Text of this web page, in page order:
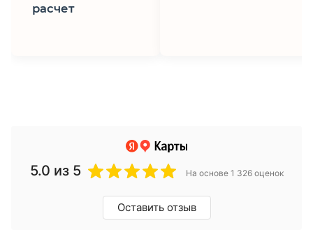
расчет
5.0 из 5 На основе 1 326 оценок
Оставить отзыв